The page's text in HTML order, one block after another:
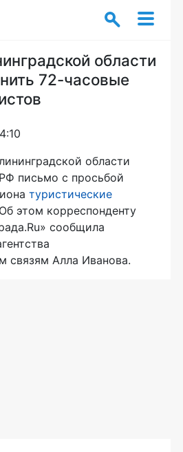
области
72-часовые
области
письмо с просьбой
туристические
этом корреспонденту
сообщила
связям Алла Иванова.